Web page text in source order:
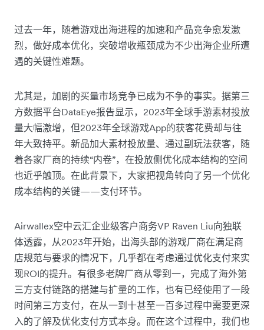
过去一年，随着游戏出海进程的加速和产品竞争愈发激
烈，做好成本优化，突破增收瓶颈成为不少出海企业所遭
遇的关键性难题。
尤其是，加剧的买量市场竞争已成为不争的事实。据第三
方数据平台DataEye报告显示，2023年全球手游素材投放
量大幅激增，但2023年全球游戏App的获客花费却与往
年大致持平。新品加大素材投放量、通过副玩法获客，随
着各家厂商的持续“内卷”，在投放侧优化成本结构的空间
也近乎触顶。在此背景下，大家把视角转向了另一个优化
成本结构的关键——支付环节。
Airwallex空中云汇企业级客户商务VP Raven Liu向独联
体透露，从2023年开始，出海头部的游戏厂商在满足商
店规范与要求的情况下，几乎都在考虑通过优化支付来实
现ROI的提升。有很多老牌厂商从零到一，完成了海外第
三方支付链路的搭建与扩量的工作，也有已经使用了一段
时间第三方支付，在从一到十甚至一百多过程中需要更深
入的了解及优化支付方式本身。而在这个过程中，我们也